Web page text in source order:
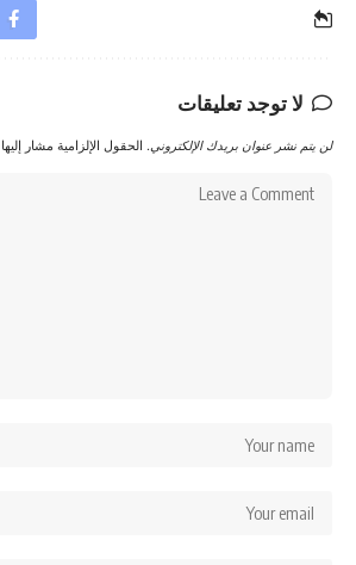
لا توجد تعليقات
لن يتم نشر عنوان بريدك الإلكتروني. الحقول الإلزامية مشار إليها